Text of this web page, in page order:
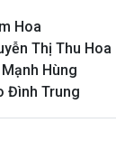
Hoa
Thị Thu Hoa
Hùng
Đình Trung